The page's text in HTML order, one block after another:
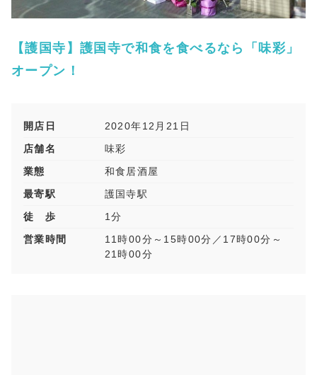
【護国寺】護国寺で和食を食べるなら「味彩」
オープン！
開店日
2020年12月21日
店舗名
味彩
業態
和食居酒屋
最寄駅
護国寺駅
徒 歩
1分
営業時間
11時00分～15時00分／17時00分～
21時00分